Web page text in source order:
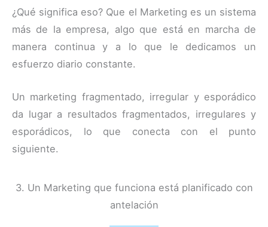
¿Qué significa eso? Que el Marketing es un sistema
más de la empresa, algo que está en marcha de
manera continua y a lo que le dedicamos un
esfuerzo diario constante.
Un marketing fragmentado, irregular y esporádico
da lugar a resultados fragmentados, irregulares y
esporádicos, lo que conecta con el punto
siguiente.
3. Un Marketing que funciona está planificado con
antelación